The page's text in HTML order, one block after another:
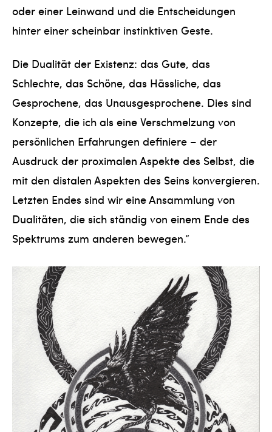
oder einer Leinwand und die Entscheidungen
hinter einer scheinbar instinktiven Geste.
Die Dualität der Existenz: das Gute, das
Schlechte, das Schöne, das Hässliche, das
Gesprochene, das Unausgesprochene. Dies sind
Konzepte, die ich als eine Verschmelzung von
persönlichen Erfahrungen definiere – der
Ausdruck der proximalen Aspekte des Selbst, die
mit den distalen Aspekten des Seins konvergieren.
Letzten Endes sind wir eine Ansammlung von
Dualitäten, die sich ständig von einem Ende des
Spektrums zum anderen bewegen.“